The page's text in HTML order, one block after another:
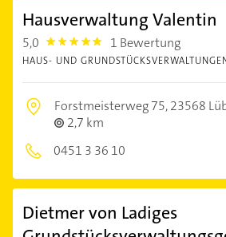
Hausverwaltung Valentin
5,0 5.0 1 Bewertung
HAUS- UND
Forstmeisterweg 75,23568
2,7 km
0451 3 36 10
Dietmer von Ladiges